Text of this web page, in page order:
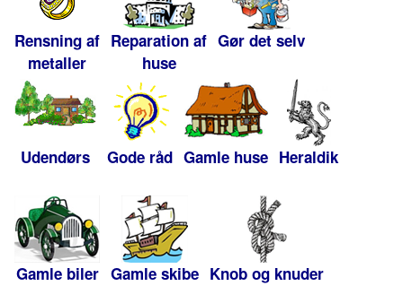
Rensning af
metaller
Reparation af
huse
Gør det selv
Udendørs Gode råd Gamle huse Heraldik
Gamle biler Gamle skibe Knob og knuder